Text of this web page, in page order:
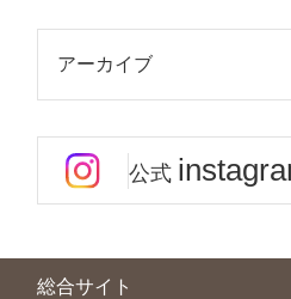
アーカイブ
公式
総合サイト